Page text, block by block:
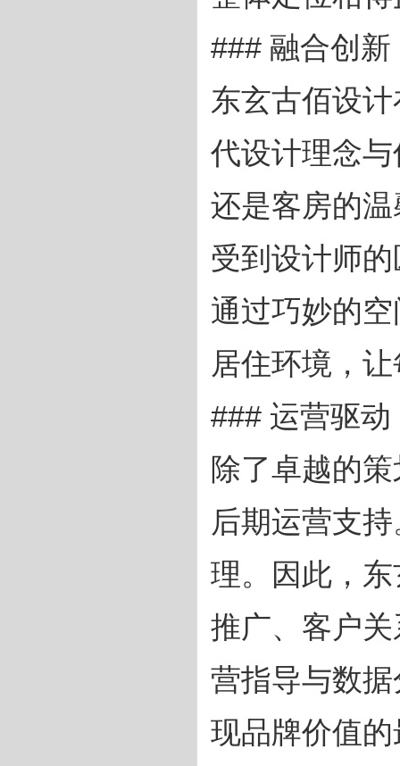
### 融合创
东玄古佰设
代设计理念
还是客房的
受到设计师
通过巧妙的
居住环境，
### 运营驱
除了卓越的
后期运营支
理。因此，
推广、客户
营指导与数
现品牌价值